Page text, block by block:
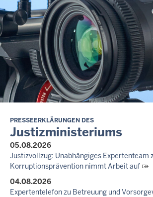
Informationskampagne gegen häusliche
10.07.2026
Anerkennung für innovative
ausgezeichnet
14.07.2026
Justiz der Zukunft gemeinsam gestalten:
zieht positive Bilanz des Projekts
Nordrhein-Westfalen
Newsletter Juli 2026
30.06.2026
288 Anwärterinnen und Anwärter des
der Justizvollzugsschule NRW geehrt
30.06.2026
RechtSpecial - Schiedsleute helfen Streit
PRESSEERKLÄRUNGEN DES
Justizministeriums
05.08.2026
Justizvollzug: Unabhängiges Expertenteam
Korruptionsprävention nimmt Arbeit auf
04.08.2026
Expertentelefon zu Betreuung und